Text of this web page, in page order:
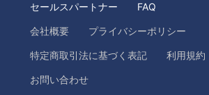
セールスパートナー FAQ
会社概要 プライバシーポリシー
特定商取引法に基づく表記 利用規約
お問い合わせ